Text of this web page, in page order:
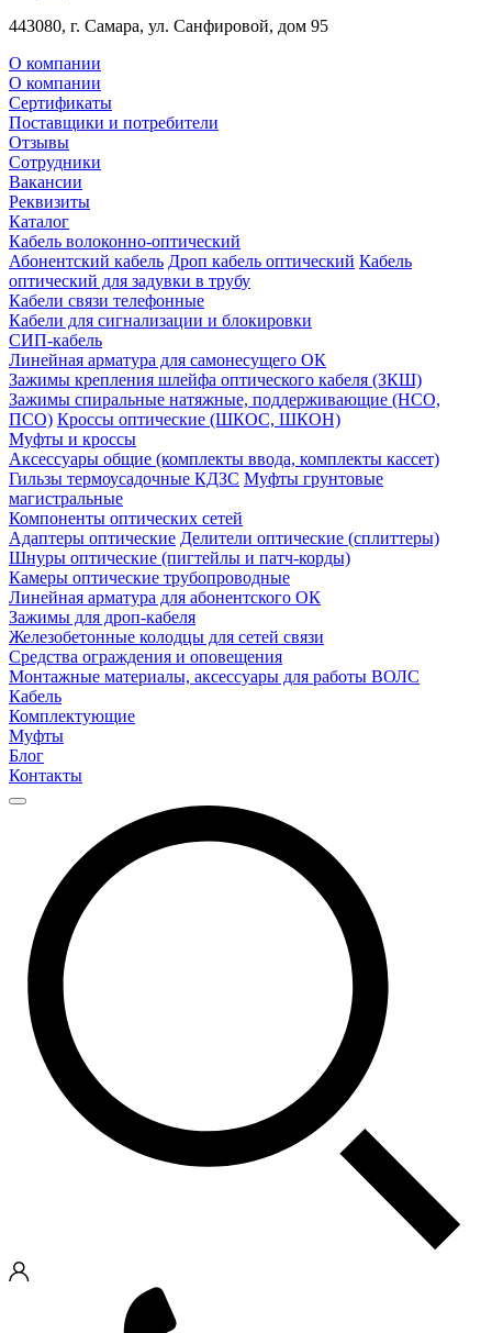
443080, г. Самара, ул. Санфировой, дом 95
О компании
О компании
Сертификаты
Поставщики и потребители
Отзывы
Сотрудники
Вакансии
Реквизиты
Каталог
Кабель волоконно-оптический
Абонентский кабель Дроп кабель оптический Кабель
оптический для задувки в трубу
Кабели связи телефонные
Кабели для сигнализации и блокировки
СИП-кабель
Линейная арматура для самонесущего ОК
Зажимы крепления шлейфа оптического кабеля (ЗКШ)
Зажимы спиральные натяжные, поддерживающие (НСО,
ПСО) Кроссы оптические (ШКОС, ШКОН)
Муфты и кроссы
Аксессуары общие (комплекты ввода, комплекты кассет)
Гильзы термоусадочные КДЗС Муфты грунтовые
магистральные
Компоненты оптических сетей
Адаптеры оптические Делители оптические (сплиттеры)
Шнуры оптические (пигтейлы и патч-корды)
Камеры оптические трубопроводные
Линейная арматура для абонентского ОК
Зажимы для дроп-кабеля
Железобетонные колодцы для сетей связи
Средства ограждения и оповещения
Монтажные материалы, аксессуары для работы ВОЛС
Кабель
Комплектующие
Муфты
Блог
Контакты